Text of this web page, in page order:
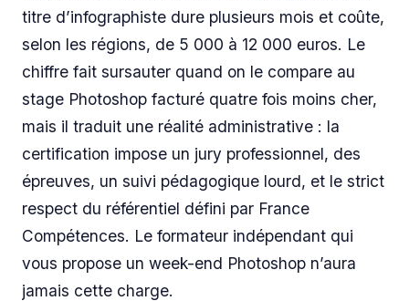
titre d’infographiste dure plusieurs mois et coûte,
selon les régions, de 5 000 à 12 000 euros. Le
chiffre fait sursauter quand on le compare au
stage Photoshop facturé quatre fois moins cher,
mais il traduit une réalité administrative : la
certification impose un jury professionnel, des
épreuves, un suivi pédagogique lourd, et le strict
respect du référentiel défini par France
Compétences. Le formateur indépendant qui
vous propose un week-end Photoshop n’aura
jamais cette charge.